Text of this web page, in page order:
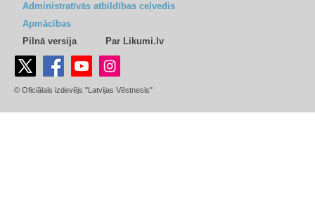
Administratīvās atbildības ceļvedis
Apmācības
Pilnā versija
Par Likumi.lv
© Oficiālais izdevējs "Latvijas Vēstnesis"